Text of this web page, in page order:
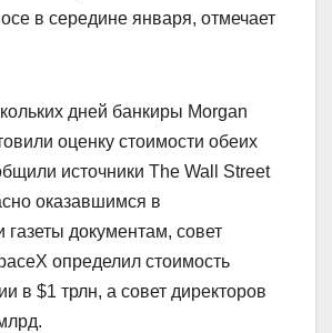
в середине января, отмечает
дней банкиры Morgan
оценку стоимости обеих
источники The Wall Street
оказавшимся в
газеты документам, совет
определил стоимость
в $1 трлн, а совет директоров